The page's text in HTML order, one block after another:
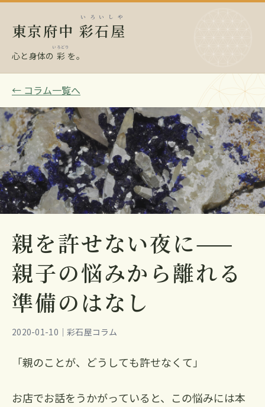
東京府中 彩石屋
いろいしや
心と身体の 彩
いろどり
を。
← コラム一覧へ
親を許せない夜に——
親子の悩みから離れる
準備のはなし
2020-01-10｜彩石屋コラム
「親のことが、どうしても許せなくて」
お店でお話をうかがっていると、この悩みには本